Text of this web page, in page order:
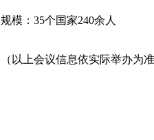
规模：35个国家240余人
（以上会议信息依实际举办为